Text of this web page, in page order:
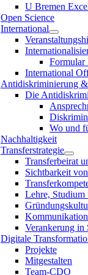
U Bremen
Open Science
International
Formular
International
Antidiskriminierung
Die
Wo und
Nachhaltigkeit
Transferstrategie
Transferbeirat
Sichtbarkeit
Lehre, Studium
Verankerung in
Digitale
Projekte
Mitgestalten
Team-CDO